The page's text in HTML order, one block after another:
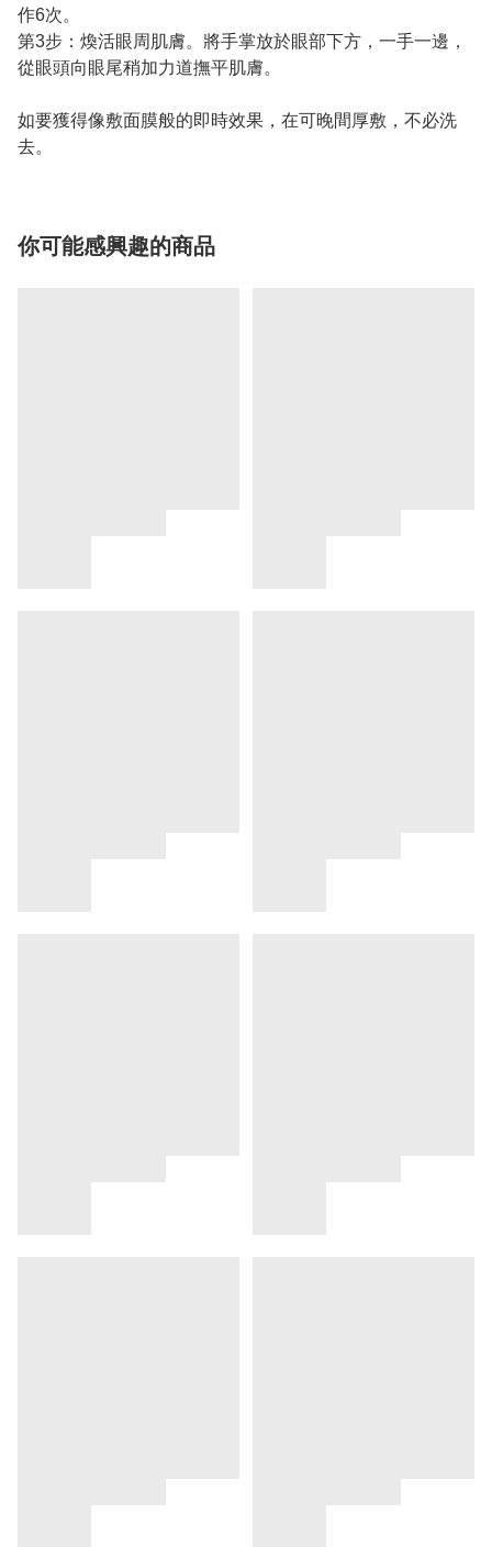
作6次。
第3步：煥活眼周肌膚。將手掌放於眼部下方，一手一邊，
從眼頭向眼尾稍加力道撫平肌膚。
如要獲得像敷面膜般的即時效果，在可晚間厚敷，不必洗
去。
你可能感興趣的商品